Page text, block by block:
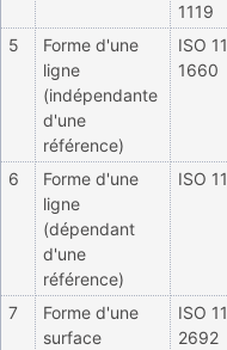
1119
5
Forme d'une
ligne
(indépendante
d'une
référence)
ISO
1660
6
Forme d'une
ligne
(dépendant
d'une
référence)
ISO
7
Forme d'une
surface
ISO
2692